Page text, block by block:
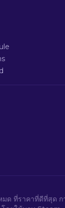
ด ที่ราคาที่ดีที่สุด ก